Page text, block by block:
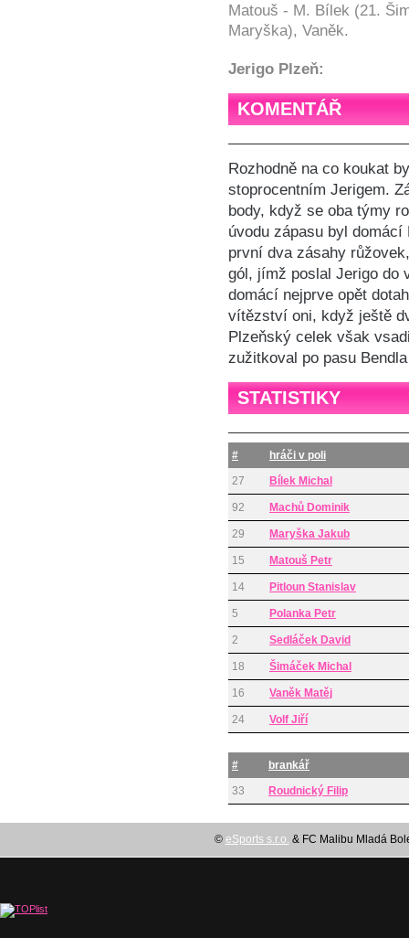
Matouš - M. Bílek (21.
Maryška), Vaněk.
Jerigo Plzeň:
KOMENTÁŘ
Rozhodně na co koukat
stoprocentním Jerigem.
body, když se oba týmy
úvodu zápasu byl domácí
první dva zásahy
gól, jímž poslal Jerigo do
domácí nejprve opět
vítězství oni, když ještě
Plzeňský celek však
zužitkoval po pasu
STATISTIKY
#
hráči v poli
27
Bílek Michal
92 Machů Dominik
29 Maryška Jakub
15 Matouš Petr
14 Pitloun Stanislav
5 Polanka Petr
2 Sedláček David
18 Šimáček Michal
16 Vaněk Matěj
24 Volf Jiří
#
brankář
33
Roudnický Filip
© eSports s.r.o. & FC Malibu Mladá